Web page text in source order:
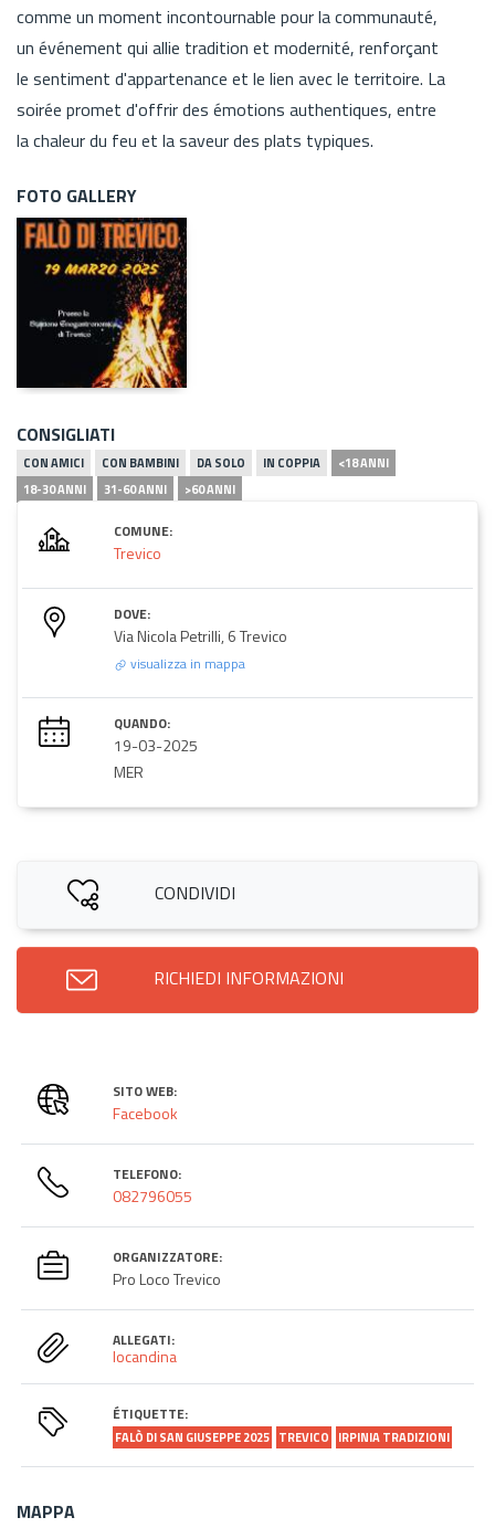
comme un moment incontournable pour la communauté,
un événement qui allie tradition et modernité, renforçant
le sentiment d'appartenance et le lien avec le territoire. La
soirée promet d'offrir des émotions authentiques, entre
la chaleur du feu et la saveur des plats typiques.
FOTO GALLERY
CONSIGLIATI
CON AMICI CON BAMBINI DA SOLO IN COPPIA
<18 ANNI
18-30 ANNI
31-60 ANNI >60 ANNI
COMUNE:
Trevico
DOVE:
Via Nicola Petrilli, 6 Trevico
visualizza in mappa
QUANDO:
19-03-2025
MER
CONDIVIDI
RICHIEDI INFORMAZIONI
SITO WEB:
Facebook
TELEFONO:
082796055
ORGANIZZATORE:
Pro Loco Trevico
ALLEGATI:
locandina
ÉTIQUETTE:
FALÒ DI SAN GIUSEPPE 2025 TREVICO IRPINIA TRADIZIONI
MAPPA